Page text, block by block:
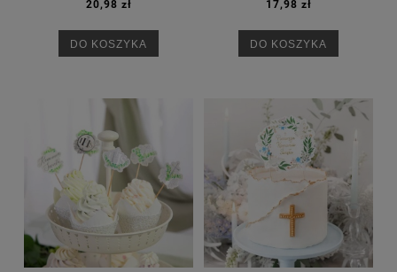
20,98 zł
DO KOSZYKA
17,98 zł
DO KOSZYKA